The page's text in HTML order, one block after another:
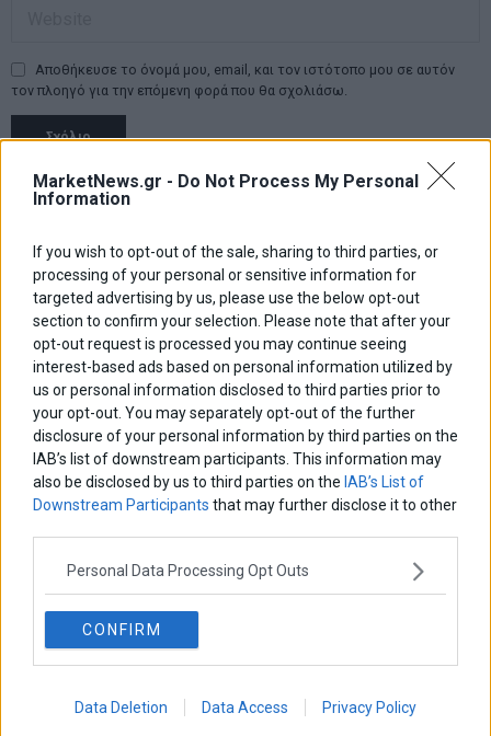
MarketNews.gr - Do Not Process My Personal
Information
If you wish to opt-out of the sale, sharing to third parties, or
processing of your personal or sensitive information for
targeted advertising by us, please use the below opt-out
section to confirm your selection. Please note that after your
opt-out request is processed you may continue seeing
interest-based ads based on personal information utilized by
us or personal information disclosed to third parties prior to
your opt-out. You may separately opt-out of the further
disclosure of your personal information by third parties on the
IAB’s list of downstream participants. This information may
also be disclosed by us to third parties on the IAB’s List of
Downstream Participants that may further disclose it to other
Personal Data Processing Opt Outs
CONFIRM
Data Deletion Data Access Privacy Policy
Αποθήκευσε το όνομά μου, email, και τον ιστότοπο μου σε αυτόν
τον πλοηγό για την επόμενη φορά που θα σχολιάσω.
Πλοήγηση
άρθρων
ΠΡΟΗΓΟΥΜΕΝΟ ΑΡΘΡΟ
έκδοση
ΕΠΟΜΕΝΟ ΑΡΘΡΟ
οπισθοδρομική κομπανία»
ΑΡΘΡΟΓΡΑΦΟΙ
Ελευθερία Κούρταλη
Οι «τιμωροί» των ομολόγων επέστρεψαν
Εύη Φραγκάκη
Η αληθινή παιδεία ξεκινά από την ψυχή…
Σταματίνα Σταματάκου
Η βία κατά των ζώων δεν αντέχει βολικές ερμηνείες
Δημήτρης Καμπουράκης
Από την αποθέωση στην καταγγελία: Η Ελλάδα πάντα